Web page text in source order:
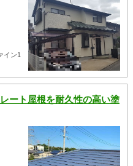
イン1
ート屋根を耐久性の高い塗